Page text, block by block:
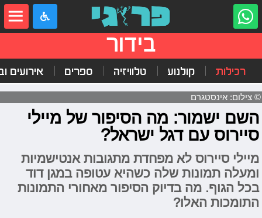
בידור
רכילות קולנוע טלוויזיה ספרים אירועים
© צילום: אינסטגרם
השם ישמור: מה הסיפור של מיילי
סיירוס עם דגל ישראל?
מיילי סיירוס לא מפחדת מתגובות אנטישמיות
ומעלה תמונות שלה כשהיא עטופה במגן דוד
בכל הגוף. מה בדיוק הסיפור מאחורי התמונות
התומכות האלו?